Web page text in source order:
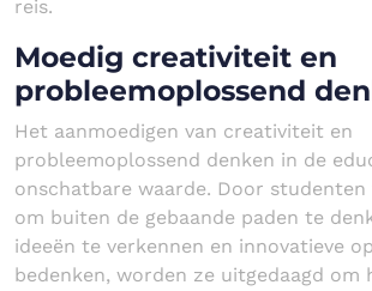
reis.
Moedig creativiteit en
probleemoplossend
Het aanmoedigen van creativiteit en
probleemoplossend denken in de
onschatbare waarde. Door
om buiten de gebaande paden te
ideeën te verkennen en innovatieve
bedenken, worden ze uitgedaagd om